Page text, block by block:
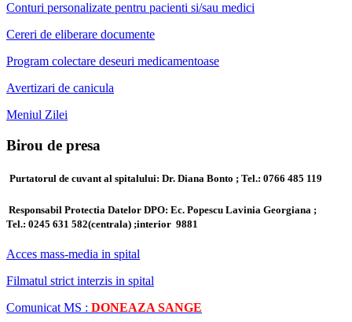
Conturi personalizate pentru pacienti si/sau medici
Cereri de eliberare documente
Program colectare deseuri medicamentoase
Avertizari de canicula
Meniul Zilei
Birou de presa
Purtatorul de cuvant al spitalului: Dr. Diana Bonto ; Tel.: 0766 485 119
Responsabil Protectia Datelor DPO: Ec. Popescu Lavinia Georgiana ;
Tel.: 0245 631 582(centrala) ;interior 9881
Acces mass-media in spital
Filmatul strict interzis in spital
Comunicat MS : DONEAZA SANGE